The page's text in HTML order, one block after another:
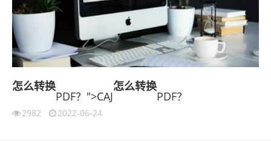
怎么转换
PDF？">CAJ
怎么转换
PDF？
2982 2022-06-24